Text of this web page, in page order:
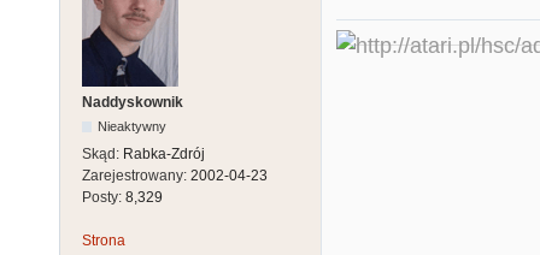
Naddyskownik
Nieaktywny
Skąd: Rabka-Zdrój
Zarejestrowany: 2002-04-23
Posty: 8,329
Strona